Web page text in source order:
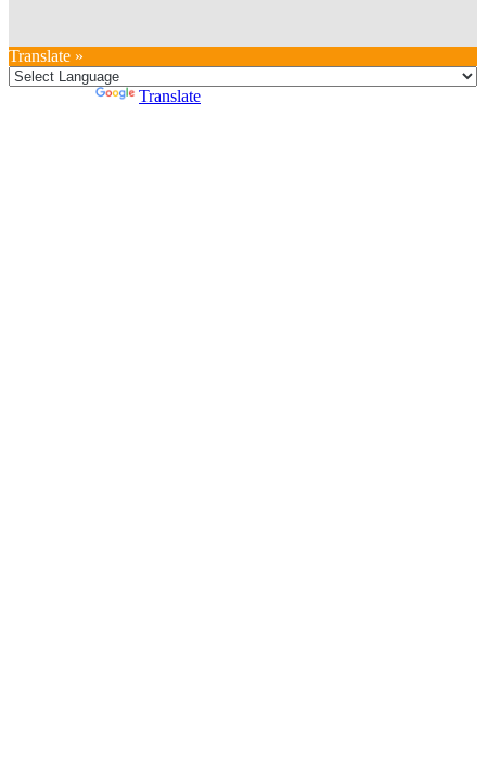
Translate »
Translate